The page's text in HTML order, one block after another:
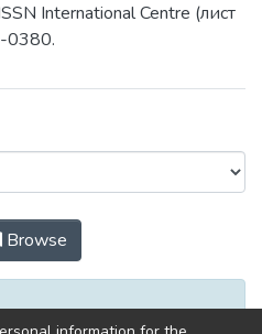
International Centre (лист
0380.
записки by Subject
Browse